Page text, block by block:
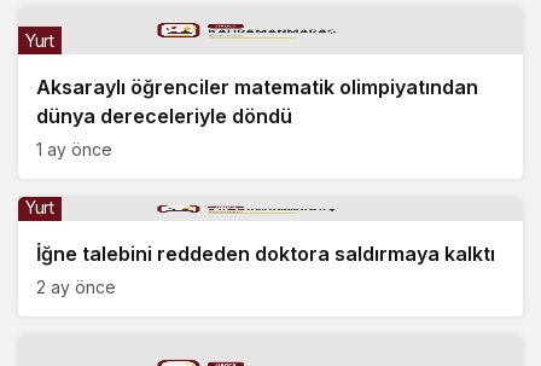
Aksaraylı öğrenciler matematik olimpiyatından
dünya dereceleriyle döndü
Yurt
1 ay önce
İğne talebini reddeden doktora saldırmaya kalktı
Yurt
2 ay önce